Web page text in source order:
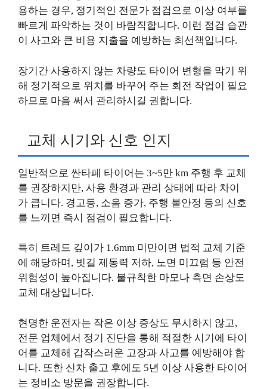
용하는 경우, 정기적인 전문가 점검으로 이상 여부를
빠르게 파악하는 것이 바람직합니다. 이런 점검 습관
이 사고와 큰 비용 지출을 예방하는 최선책입니다.
장기간 사용하지 않는 차량도 타이어 변형을 막기 위
해 정기적으로 위치를 바꾸어 주는 회전 작업이 필요
하므로 마음 써서 관리하시길 권합니다.
교체 시기와 신호 인지
일반적으로 싼타페 타이어는 3~5만 km 주행 후 교체
를 권장하지만, 사용 환경과 관리 상태에 따라 차이
가 큽니다. 경고등, 소음 증가, 주행 불안정 등의 신호
를 느끼면 즉시 점검이 필요합니다.
특히 트레드 깊이가 1.6mm 미만이면 법적 교체 기준
에 해당하며, 빗길 제동력 저하, 노면 미끄럼 등 안전
위험성이 높아집니다. 불규칙한 마모나 측면 손상도
교체 대상입니다.
현명한 운전자는 작은 이상 증상도 무시하지 않고,
전문 업체에서 정기 진단을 통해 적절한 시기에 타이
어를 교체해 갑작스러운 고장과 사고를 예방해야 합
니다. 또한 신차 출고 후에도 5년 이상 사용한 타이어
는 정비소 방문을 권장합니다.